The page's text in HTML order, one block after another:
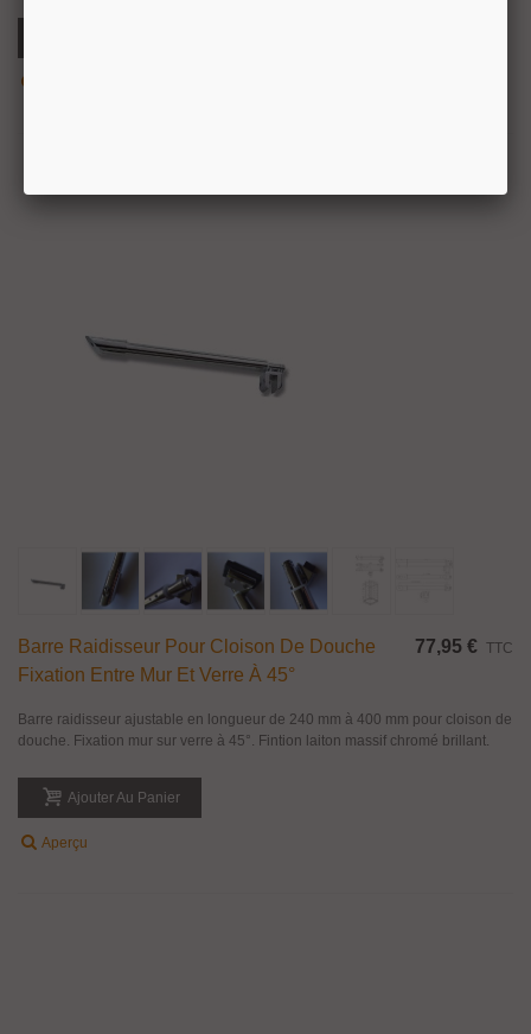
Barre Raidisseur Pour Cloison De Douche
Fixation Entre Mur Et Verre À 45°
77,95 € TTC
Barre raidisseur ajustable en longueur de 240 mm à 400 mm pour cloison de
douche. Fixation mur sur verre à 45°. Fintion laiton massif chromé brillant.
Ajouter Au Panier
Aperçu